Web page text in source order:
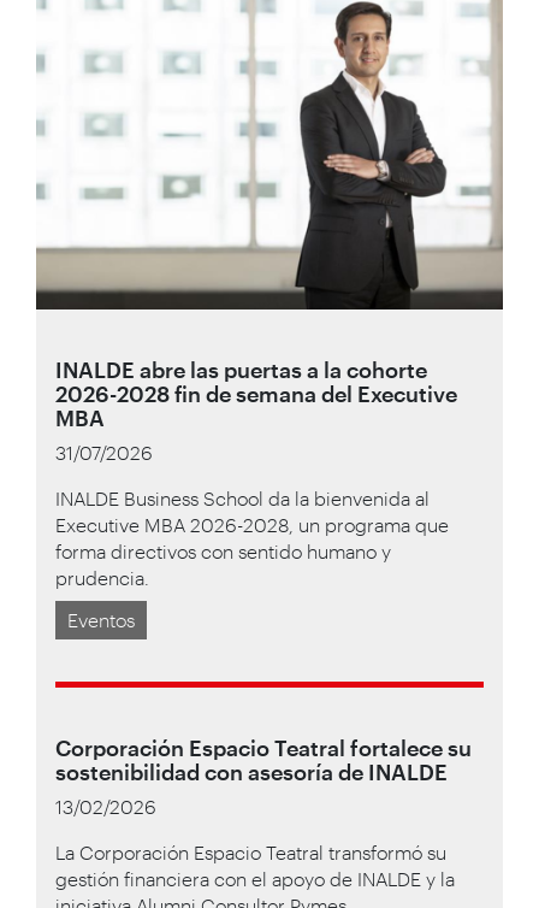
INALDE abre las puertas a la cohorte
2026-2028 fin de semana del Executive
MBA
31/07/2026
INALDE Business School da la bienvenida al
Executive MBA 2026-2028, un programa que
forma directivos con sentido humano y
prudencia.
Eventos
Corporación Espacio Teatral fortalece su
sostenibilidad con asesoría de INALDE
13/02/2026
La Corporación Espacio Teatral transformó su
gestión financiera con el apoyo de INALDE y la